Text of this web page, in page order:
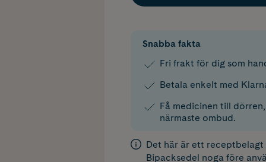
Snabba fakta
Fri frakt för dig som
Betala enkelt med
Få medicinen till
närmaste ombud.
Det här är ett receptbelagt
Bipacksedel noga före